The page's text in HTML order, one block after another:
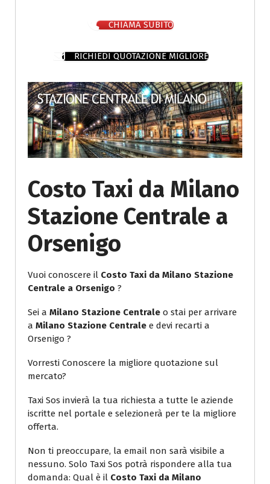
CHIAMA SUBITO
RICHIEDI QUOTAZIONE MIGLIORE
Costo Taxi da Milano
Stazione Centrale a
Orsenigo
Vuoi conoscere il Costo Taxi da Milano Stazione
Centrale a Orsenigo ?
Sei a Milano Stazione Centrale o stai per arrivare
a Milano Stazione Centrale e devi recarti a
Orsenigo ?
Vorresti Conoscere la migliore quotazione sul
mercato?
Taxi Sos invierà la tua richiesta a tutte le aziende
iscritte nel portale e selezionerà per te la migliore
offerta.
Non ti preoccupare, la email non sarà visibile a
nessuno. Solo Taxi Sos potrà rispondere alla tua
domanda: Qual è il Costo Taxi da Milano